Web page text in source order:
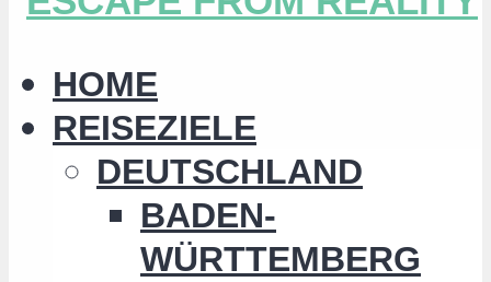
HOME
REISEZIELE
DEUTSCHLAND
BADEN-
WÜRTTEMBERG